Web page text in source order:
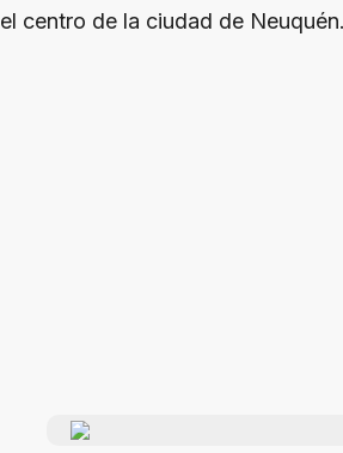
el centro de la ciudad de Neuquén.